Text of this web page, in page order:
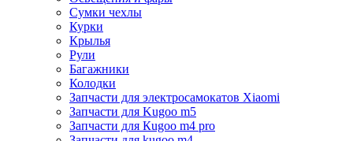
Сумки чехлы
Курки
Крылья
Рули
Багажники
Колодки
Запчасти для электросамокатов Xiaomi
Запчасти для Kugoo m5
Запчасти для Кugoo m4 pro